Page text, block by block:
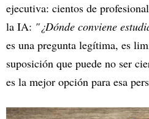
ejecutiva: cientos de
la IA: "¿Dónde conviene
es una pregunta legítima, es
suposición que puede no ser
es la mejor opción para esa